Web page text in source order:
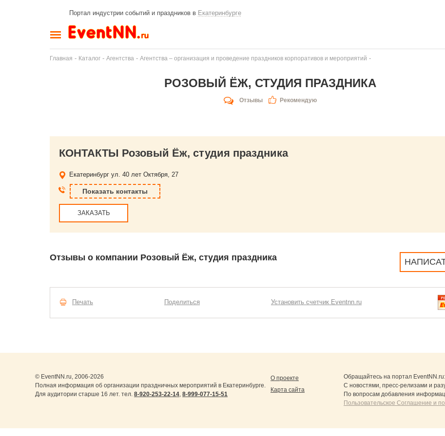
Портал индустрии событий и праздников в Екатеринбурге
Главная - Каталог - Агентства - Агентства – организация и проведение праздников корпоративов и мероприятий -
РОЗОВЫЙ ЁЖ, СТУДИЯ ПРАЗДНИКА
Отзывы Рекомендую
КОНТАКТЫ Розовый Ёж, студия праздника
Екатеринбург ул. 40 лет Октября, 27
Показать контакты
ЗАКАЗАТЬ
Отзывы о компании Розовый Ёж, студия праздника
Печать Поделиться Установить счетчик Eventnn.ru
© EventNN.ru, 2006-2026
Полная информация об организации праздничных мероприятий в Екатеринбурге.
Для аудитории старше 16 лет. тел. 8-920-253-22-14, 8-999-077-15-51
О проекте
Карта сайта
Обращайтесь на портал EventNN.ru:
С новостями, пресс-релизами и
По вопросам добавления
Пользовательское Соглашение и